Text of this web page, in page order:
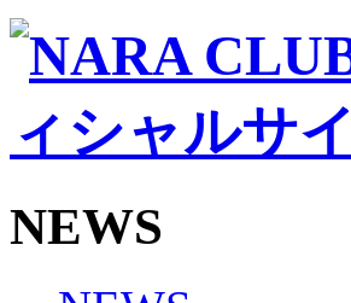
バモス
チアダンススクール
ボランティアチーム「
ビクトリーロード
HOMEGAME
観戦ルール＆マナー
Jリーグ運営管理規定
写真・動画使用ガイドライン
SCHEDULE
NEWS